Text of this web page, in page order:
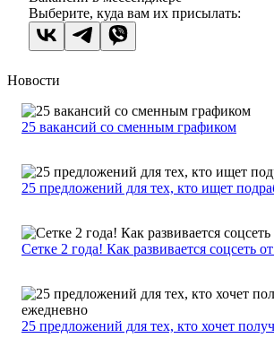
Выберите, куда вам их присылать:
Новости
25 вакансий со сменным графиком
25 предложений для тех, кто ищет
Сетке 2 года! Как развивается соцсеть
25 предложений для тех, кто хочет